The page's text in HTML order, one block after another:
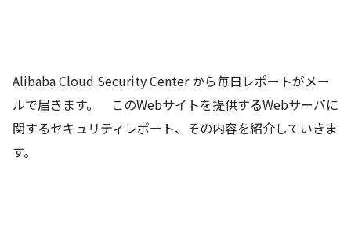
Alibaba Cloud Security Center から毎日レポートがメー
ルで届きます。 このWebサイトを提供するWebサーバに
関するセキュリティレポート、その内容を紹介していきま
す。